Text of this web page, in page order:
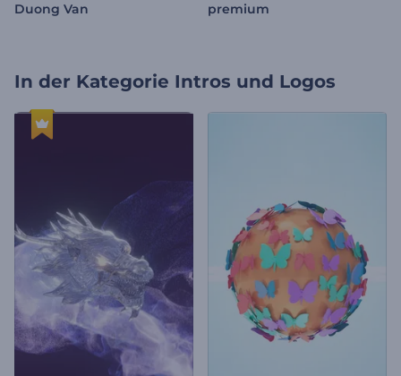
Duong Van premium
In der Kategorie Intros und Logos